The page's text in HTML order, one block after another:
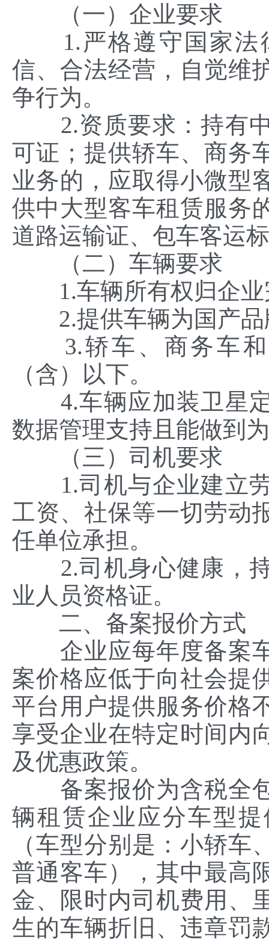
（一）企业要求
1.严格遵守国家法
信、合法经营，自觉维
争行为。
2.资质要求：持有中
可证；提供轿车、商务
业务的，应取得小微型
供中大型客车租赁服务
道路运输证、包车客运
（二）车辆要求
1.车辆所有权归企业
2.提供车辆为国产品
3.轿车、商务车和
（含）以下。
4.车辆应加装卫星定
数据管理支持且能做到
（三）司机要求
1.司机与企业建立劳
工资、社保等一切劳动
任单位承担。
2.司机身心健康，持
业人员资格证。
二、备案报价方式
企业应每年度备案车
案价格应低于向社会提
平台用户提供服务价格
享受企业在特定时间内
及优惠政策。
备案报价为含税全包
辆租赁企业应分车型
（车型分别是：小轿
普通客车），其中最高
金、限时内司机费用、
生的车辆折旧、违章罚